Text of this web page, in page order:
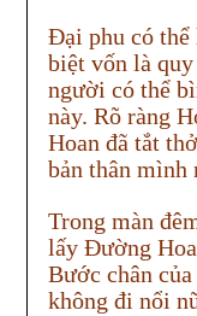
Đại phu có
biệt vốn là
người có thể
này. Rõ ràng
Hoan đã tắt
bản thân mình
Trong màn
lấy Đường
Bước chân
không đi nổi